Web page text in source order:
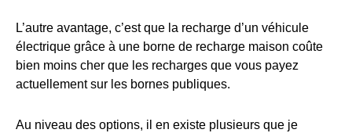
L’autre avantage, c’est que la recharge d’un véhicule
électrique grâce à une borne de recharge maison coûte
bien moins cher que les recharges que vous payez
actuellement sur les bornes publiques.
Au niveau des options, il en existe plusieurs que je